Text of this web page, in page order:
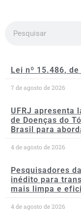
Lei nº 15.486,
7 de agosto de 2026
UFRJ apresenta
de Doenças do
Brasil para
4 de agosto de 2026
Pesquisadores
inédito para
mais limpa e
4 de agosto de 2026